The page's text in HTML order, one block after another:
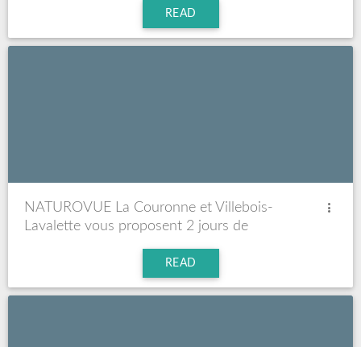
READ
NATUROVUE La Couronne et Villebois-
Lavalette vous proposent 2 jours de
le jeudi 12 mai à Villebois-Lavalette.
READ